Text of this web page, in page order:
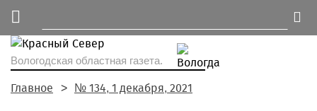
Вологодская областная газета.
Главное № 134, 1 декабря, 2021